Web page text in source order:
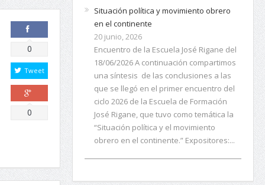
Comparte
0
Tweet
Comparte
0
en el continente
20 junio, 2026
Encuentro de la Escuela José Rigane del
18/06/2026 A continuación compartimos
una síntesis de las conclusiones a las
que se llegó en el primer encuentro del
ciclo 2026 de la Escuela de Formación
José Rigane, que tuvo como temática la
“Situación política y el movimiento
obrero en el continente.” Expositores:...